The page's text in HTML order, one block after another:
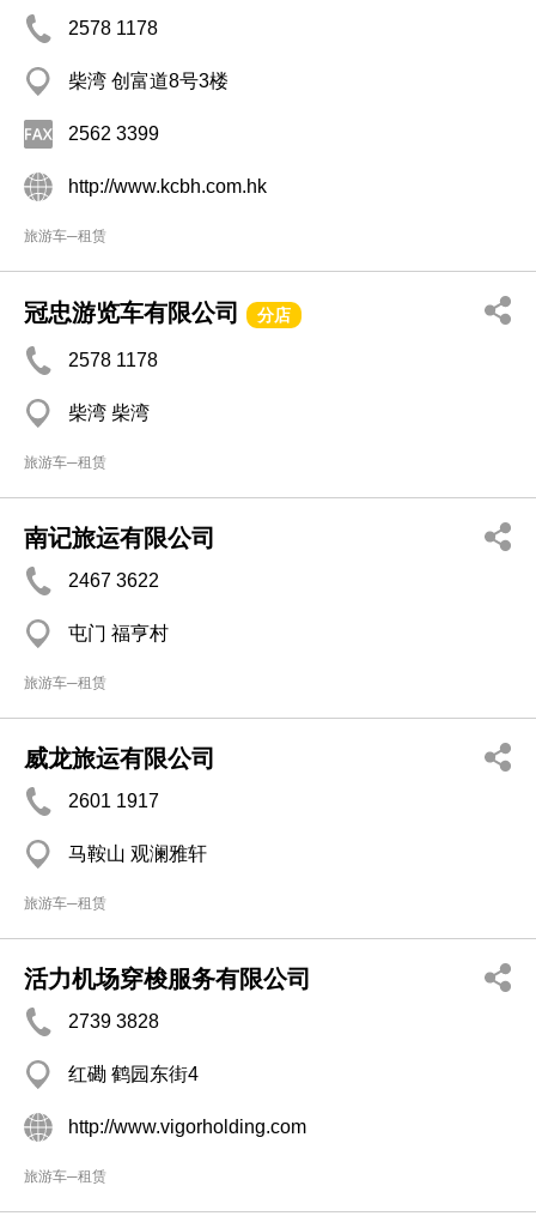
2578 1178
柴湾 创富道8号3楼
2562 3399
http://www.kcbh.com.hk
旅游车─租赁
冠忠游览车有限公司 分店
2578 1178
柴湾 柴湾
旅游车─租赁
南记旅运有限公司
2467 3622
屯门 福亨村
旅游车─租赁
威龙旅运有限公司
2601 1917
马鞍山 观澜雅轩
旅游车─租赁
活力机场穿梭服务有限公司
2739 3828
红磡 鹤园东街4
http://www.vigorholding.com
旅游车─租赁